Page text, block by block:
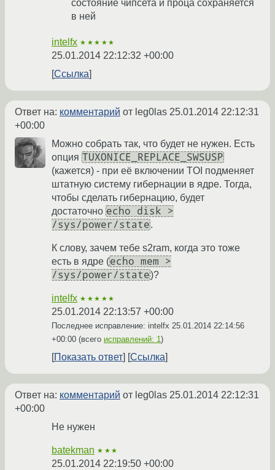
состояние чипсета и проца сохраняется
в ней
intelfx ★★★★★
25.01.2014 22:12:32 +00:00
Ссылка
Ответ на: комментарий от leg0las 25.01.2014 22:12:31
+00:00
Можно собрать так, что будет не нужен. Есть
опция TUXONICE_REPLACE_SWSUSP
(кажется) - при её включении TOI подменяет
штатную систему гибернации в ядре. Тогда,
чтобы сделать гибернацию, будет
достаточно echo disk >
/sys/power/state.
К слову, зачем тебе s2ram, когда это тоже
есть в ядре (echo mem >
/sys/power/state)?
intelfx ★★★★★
25.01.2014 22:13:57 +00:00
Последнее исправление: intelfx 25.01.2014 22:14:56
+00:00 (всего исправлений: 1)
Показать ответ Ссылка
Ответ на: комментарий от leg0las 25.01.2014 22:12:31
+00:00
Не нужен
batekman ★★★
25.01.2014 22:19:50 +00:00